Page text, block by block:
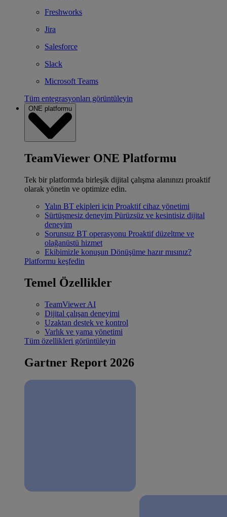
Freshworks
Jira
Salesforce
Slack
Microsoft Teams
Tüm entegrasyonları görüntüleyin
ONE platformu
TeamViewer ONE Platformu
Tek bir platformda birleşik dijital çalışma alanınızı proaktif
olarak yönetin ve optimize edin.
Yalın BT ekipleri için Proaktif cihaz yönetimi
Sürtüşmesiz deneyim Pürüzsüz ve kesintisiz dijital
deneyim
Sorunsuz BT operasyonu Proaktif düzeltme ve
olağanüstü hizmet
Ekibimizle konuşun Dönüşüme hazır mısınız?
Platformu keşfedin
Temel Özellikler
TeamViewer AI
Dijital çalışan deneyimi
Uzaktan destek ve kontrol
Varlık ve yama yönetimi
Tüm özellikleri görüntüleyin
Gartner Report 2026